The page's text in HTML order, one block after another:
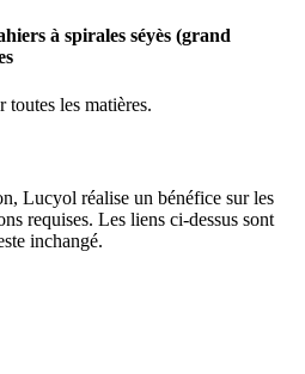
à spirales séyès (grand
les matières.
Lucyol réalise un bénéfice sur les
requises. Les liens ci-dessus sont
inchangé.